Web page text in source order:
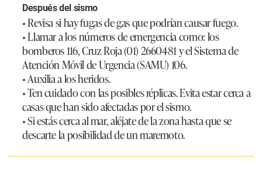
Después del sismo
• Revisa si hay fugas de gas que podrían causar fuego.
• Llamar a los números de emergencia como: los
bomberos 116, Cruz Roja (01) 2660481 y el Sistema de
Atención Móvil de Urgencia (SAMU) 106.
• Auxilia a los heridos.
• Ten cuidado con las posibles réplicas. Evita estar cerca a
casas que han sido afectadas por el sismo.
• Si estás cerca al mar, aléjate de la zona hasta que se
descarte la posibilidad de un maremoto.